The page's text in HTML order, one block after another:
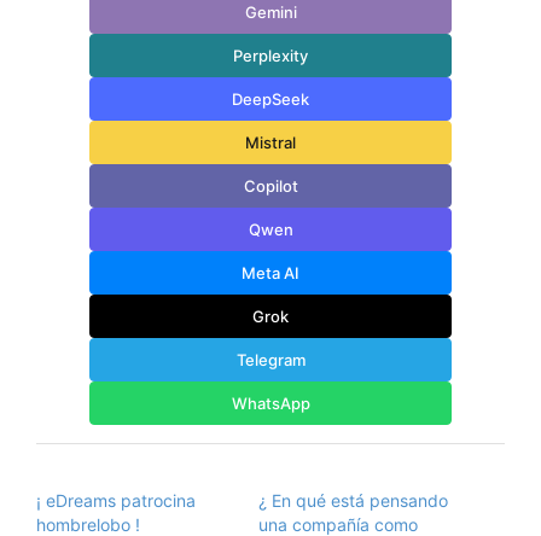
Gemini
Perplexity
DeepSeek
Mistral
Copilot
Qwen
Meta AI
Grok
Telegram
WhatsApp
¡ eDreams patrocina
hombrelobo !
¿ En qué está pensando
una compañía como